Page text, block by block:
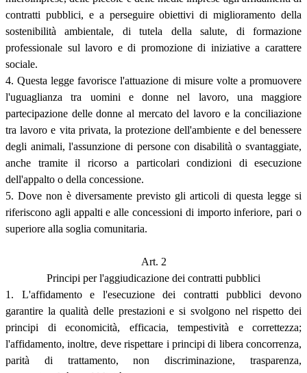
contratti pubblici, e a perseguire obiettivi di miglioramento della
sostenibilità ambientale, di tutela della salute, di formazione
professionale sul lavoro e di promozione di iniziative a carattere
sociale.
4. Questa legge favorisce l'attuazione di misure volte a promuovere
l'uguaglianza tra uomini e donne nel lavoro, una maggiore
partecipazione delle donne al mercato del lavoro e la conciliazione
tra lavoro e vita privata, la protezione dell'ambiente e del benessere
degli animali, l'assunzione di persone con disabilità o svantaggiate,
anche tramite il ricorso a particolari condizioni di esecuzione
dell'appalto o della concessione.
5. Dove non è diversamente previsto gli articoli di questa legge si
riferiscono agli appalti e alle concessioni di importo inferiore, pari o
superiore alla soglia comunitaria.
Art. 2
Principi per l'aggiudicazione dei contratti pubblici
1. L'affidamento e l'esecuzione dei contratti pubblici devono
garantire la qualità delle prestazioni e si svolgono nel rispetto dei
principi di economicità, efficacia, tempestività e correttezza;
l'affidamento, inoltre, deve rispettare i principi di libera concorrenza,
parità di trattamento, non discriminazione, trasparenza,